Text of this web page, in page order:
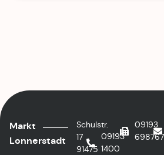
Markt
Lonnerstadt
Schulstr.
17
91475
09193
1400
09193
698767